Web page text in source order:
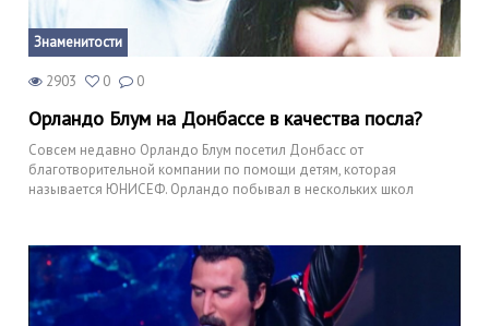
Знаменитости
2903 0 0
Орландо Блум на Донбассе в качества посла?
Совсем недавно Орландо Блум посетил Донбасс от
благотворительной компании по помощи детям, которая
называется ЮНИСЕФ. Орландо побывал в нескольких школ